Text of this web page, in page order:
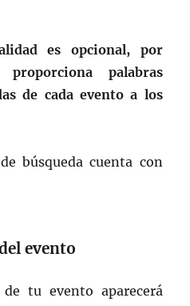
es opcional, por
palabras
de cada evento a los
búsqueda cuenta con
evento
tu evento aparecerá